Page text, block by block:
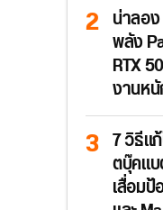
น่าลอง
พลัง
RTX
งานห
7 วิธีแ
ตบุ๊คแ
เสื่อม